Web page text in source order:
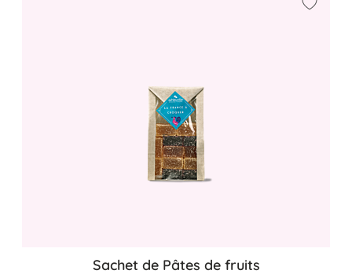
Sachet de Pâtes de fruits